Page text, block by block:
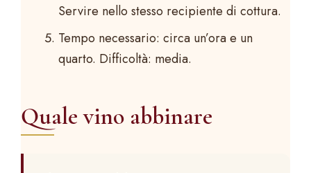
Servire nello stesso recipiente di cottura.
Tempo necessario: circa un’ora e un
quarto. Difficoltà: media.
Quale vino abbinare